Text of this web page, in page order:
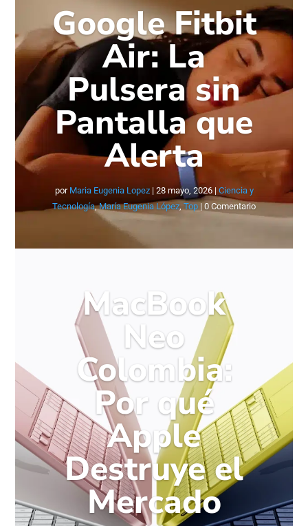
Google Fitbit
Air: La
Pulsera sin
Pantalla que
Alerta
por Maria Eugenia Lopez| 28 mayo, 2026| Ciencia y
Tecnología,María Eugenia López, Top | 0 Comentario
MacBook
Neo
Colombia:
Por qué
Apple
Destruye el
Mercado